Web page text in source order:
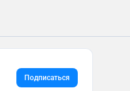
Подписаться